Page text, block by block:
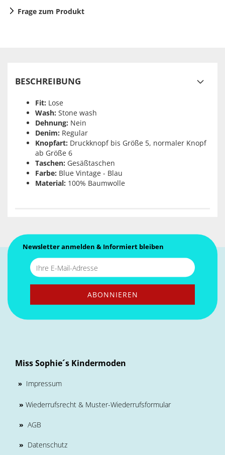
Frage zum Produkt
BESCHREIBUNG
Fit: Lose
Wash: Stone wash
Dehnung: Nein
Denim: Regular
Knopfart: Druckknopf bis Größe 5, normaler Knopf
ab Größe 6
Taschen: Gesäßtaschen
Farbe: Blue Vintage - Blau
Material: 100% Baumwolle
Newsletter anmelden & Informiert bleiben
Miss Sophie´s Kindermoden
» Impressum
» Wiederrufsrecht & Muster-Wiederrufsformular
» AGB
» Datenschutz